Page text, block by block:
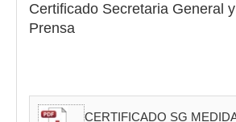
Certificado Secretaria General
Prensa
CERTIFICADO SG